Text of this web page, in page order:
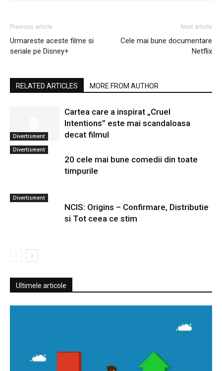
Previous article
Urmareste aceste filme si
seriale pe Disney+
Next article
Cele mai bune documentare
Netflix
RELATED ARTICLES MORE FROM AUTHOR
Divertisment
Cartea care a inspirat „Cruel
Intentions” este mai scandaloasa
decat filmul
Divertisment
20 cele mai bune comedii din toate
timpurile
Divertisment
NCIS: Origins – Confirmare, Distributie
si Tot ceea ce stim
Ultimele articole